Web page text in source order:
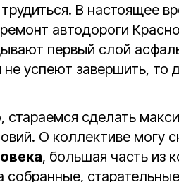
В настоящее
автодороги
первый слой
не успеют завершить,
стараемся сделать
О коллективе могу
, большая часть из
собранные,